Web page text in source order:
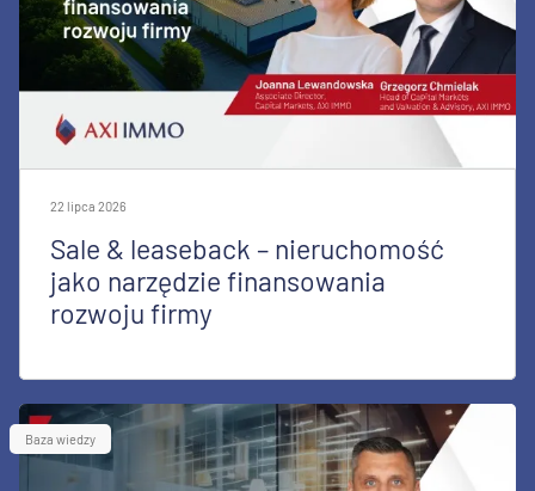
22 lipca 2026
Sale & leaseback – nieruchomość
jako narzędzie finansowania
rozwoju firmy
Baza wiedzy